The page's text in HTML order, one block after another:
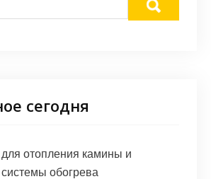
сегодня
отопления камины и
обогрева